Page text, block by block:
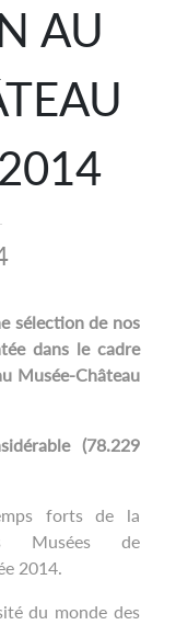
AU
sélection de nos
dans le cadre
Musée-Château
(78.229
forts de la
Musées de
2014.
du monde des